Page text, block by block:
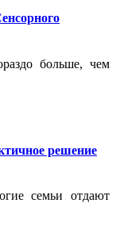
больше, чем
решение
семьи отдают